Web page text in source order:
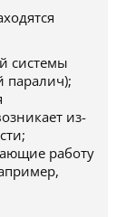
системы
паралич);
из-
работу